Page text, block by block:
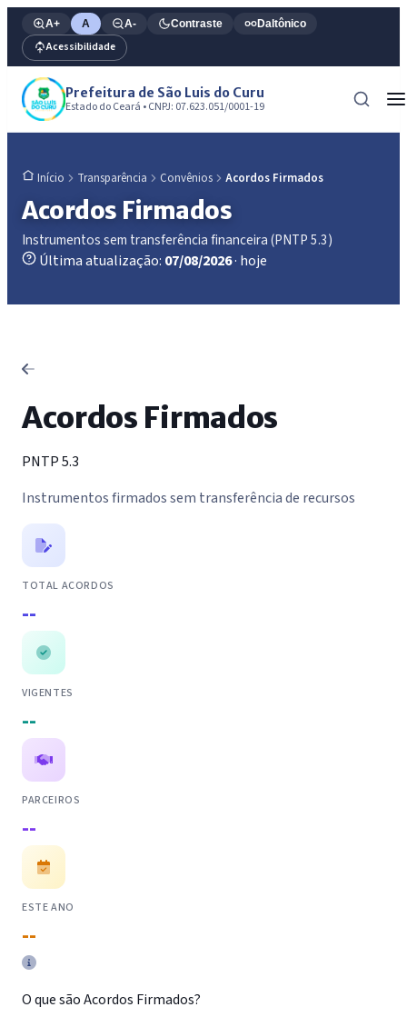
A+ A A- Contraste Daltônico
Acessibilidade
Prefeitura de São Luis do Curu
Estado do Ceará • CNPJ: 07.623.051/0001-19
Início Transparência Convênios Acordos Firmados
Acordos Firmados
Instrumentos sem transferência financeira (PNTP 5.3)
Última atualização: 07/08/2026· hoje
Acordos Firmados
PNTP 5.3
Instrumentos firmados sem transferência de recursos
TOTAL ACORDOS
--
VIGENTES
--
PARCEIROS
--
ESTE ANO
--
O que são Acordos Firmados?